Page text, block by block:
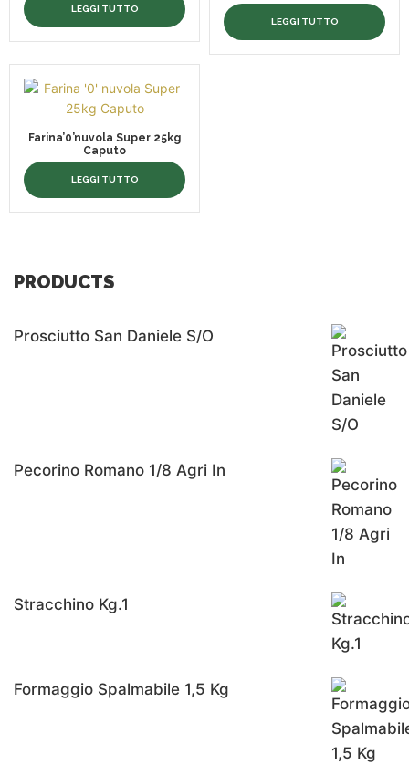
LEGGI TUTTO
LEGGI TUTTO
Farina’0’nuvola Super 25kg
Caputo
LEGGI TUTTO
PRODUCTS
Prosciutto San Daniele S/o
Pecorino Romano 1/8 Agri In
Stracchino Kg.1
Formaggio Spalmabile 1,5 Kg